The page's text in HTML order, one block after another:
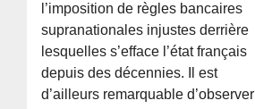
l’imposition de règles bancaires
supranationales injustes derrière
lesquelles s’efface l’état français
depuis des décennies. Il est
d’ailleurs remarquable d’observer